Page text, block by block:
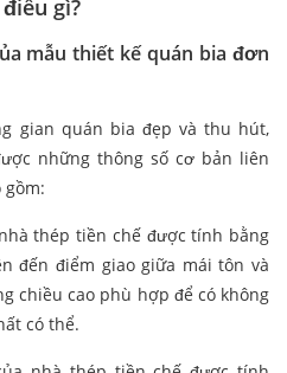
gì?
mẫu thiết kế quán bia đơn
gian quán bia đẹp và thu hút,
những thông số cơ bản liên
thép tiền chế được tính bằng
đến điểm giao giữa mái tôn và
chiều cao phù hợp để có không
có thể.